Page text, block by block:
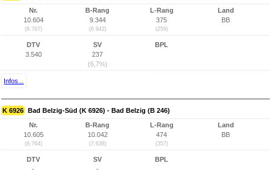
Nr.
10.604
(8.767)
B-Rang
9.344
(6.942)
L-Rang
375
(259)
Land
BB
DTV
3.540
SV
237
(6,7%)
BPL
Infos...
K 6926 Bad Belzig-Süd (K 6926) - Bad Belzig (B 246)
Nr.
10.605
(8.764)
B-Rang
10.042
(7.638)
L-Rang
474
(357)
Land
BB
DTV
-
SV
-
BPL